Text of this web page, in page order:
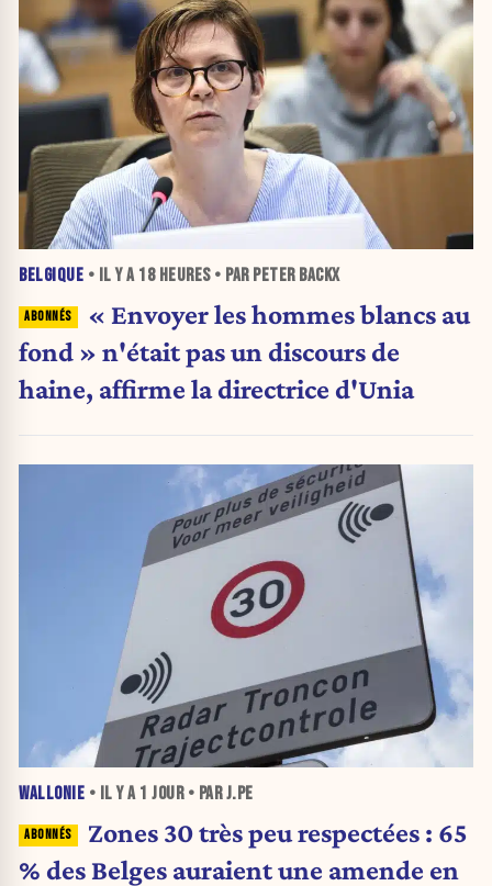
BELGIQUE • IL Y A 18 HEURES• PAR PETER BACKX
« Envoyer les hommes blancs au
fond » n'était pas un discours de
haine, affirme la directrice d'Unia
WALLONIE • IL Y A 1 JOUR• PAR J.PE
Zones 30 très peu respectées : 65
% des Belges auraient une amende en